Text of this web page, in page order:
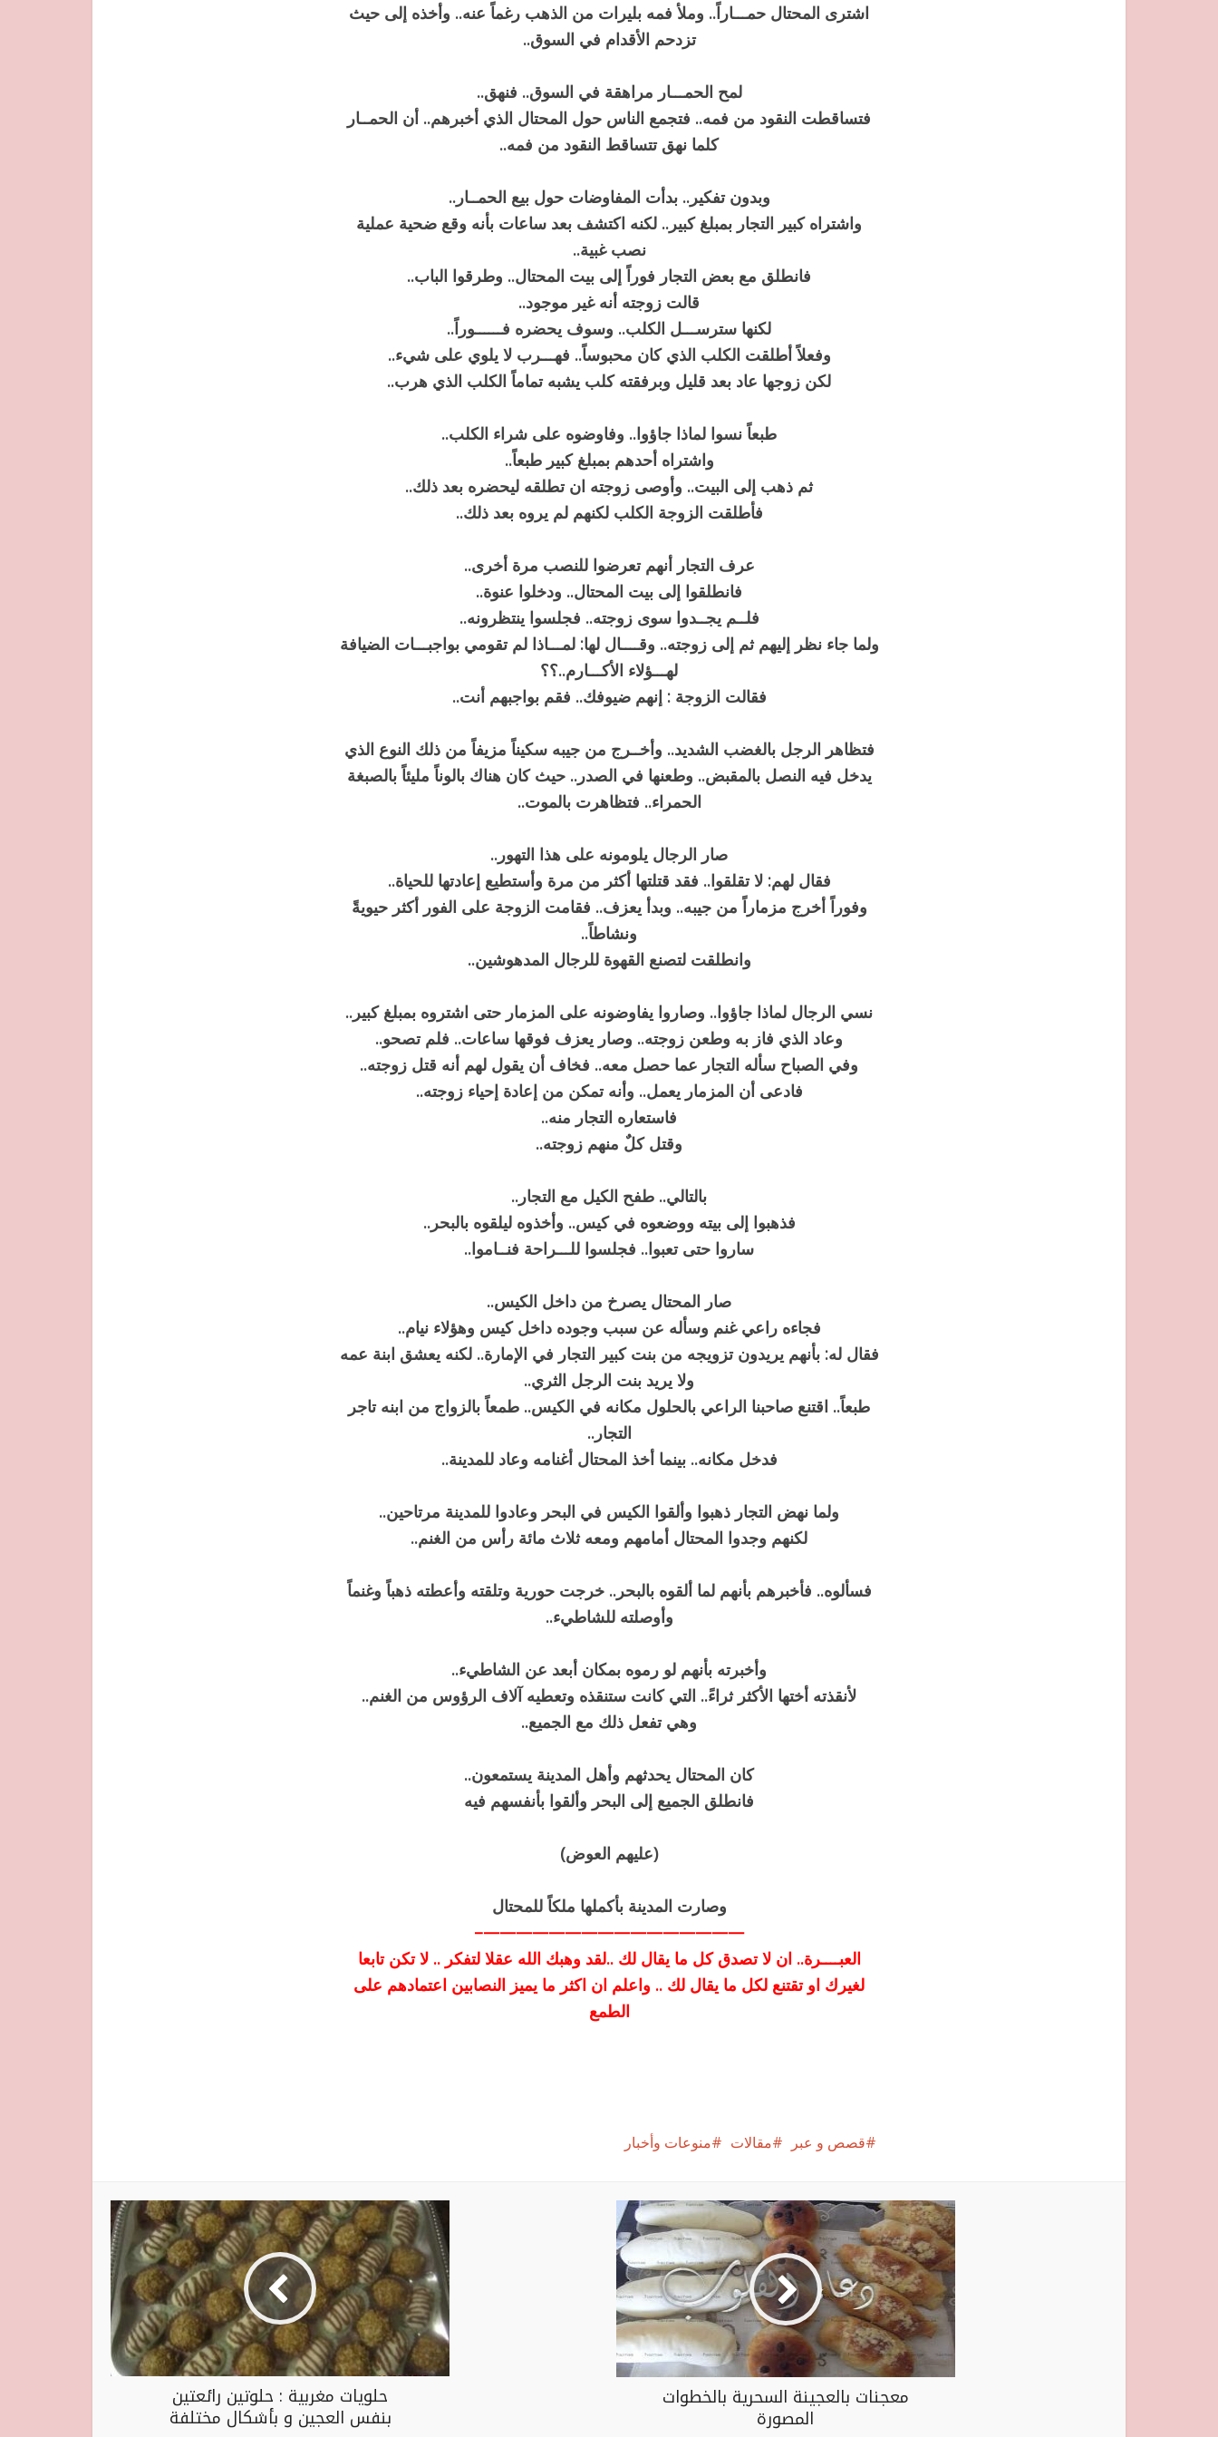
اشترى المحتال حمـــاراً.. وملأ فمه بليرات من الذهب رغماً عنه.. وأخذه إلى حيث
تزدحم الأقدام في السوق..
لمح الحمـــار مراهقة في السوق.. فنهق..
فتساقطت النقود من فمه.. فتجمع الناس حول المحتال الذي أخبرهم.. أن الحمــار
كلما نهق تتساقط النقود من فمه..
وبدون تفكير.. بدأت المفاوضات حول بيع الحمــار..
واشتراه كبير التجار بمبلغ كبير.. لكنه اكتشف بعد ساعات بأنه وقع ضحية عملية
نصب غبية..
فانطلق مع بعض التجار فوراً إلى بيت المحتال.. وطرقوا الباب..
قالت زوجته أنه غير موجود..
لكنها سترســـل الكلب.. وسوف يحضره فــــــوراً..
وفعلاً أطلقت الكلب الذي كان محبوساً.. فهـــرب لا يلوي على شيء..
لكن زوجها عاد بعد قليل وبرفقته كلب يشبه تماماً الكلب الذي هرب..
طبعاً نسوا لماذا جاؤوا.. وفاوضوه على شراء الكلب..
واشتراه أحدهم بمبلغ كبير طبعاً..
ثم ذهب إلى البيت.. وأوصى زوجته ان تطلقه ليحضره بعد ذلك..
فأطلقت الزوجة الكلب لكنهم لم يروه بعد ذلك..
عرف التجار أنهم تعرضوا للنصب مرة أخرى..
فانطلقوا إلى بيت المحتال.. ودخلوا عنوة..
فلــم يجــدوا سوى زوجته.. فجلسوا ينتظرونه..
ولما جاء نظر إليهم ثم إلى زوجته.. وقــــال لها: لمـــاذا لم تقومي بواجبـــات الضيافة
لهـــؤلاء الأكـــارم..؟؟
فقالت الزوجة : إنهم ضيوفك.. فقم بواجبهم أنت..
فتظاهر الرجل بالغضب الشديد.. وأخــرج من جيبه سكيناً مزيفاً من ذلك النوع الذي
يدخل فيه النصل بالمقبض.. وطعنها في الصدر.. حيث كان هناك بالوناً مليئاً بالصبغة
الحمراء.. فتظاهرت بالموت..
صار الرجال يلومونه على هذا التهور..
فقال لهم: لا تقلقوا.. فقد قتلتها أكثر من مرة وأستطيع إعادتها للحياة..
وفوراً أخرج مزماراً من جيبه.. وبدأ يعزف.. فقامت الزوجة على الفور أكثر حيويةً
ونشاطاً..
وانطلقت لتصنع القهوة للرجال المدهوشين..
نسي الرجال لماذا جاؤوا.. وصاروا يفاوضونه على المزمار حتى اشتروه بمبلغ كبير..
وعاد الذي فاز به وطعن زوجته.. وصار يعزف فوقها ساعات.. فلم تصحو..
وفي الصباح سأله التجار عما حصل معه.. فخاف أن يقول لهم أنه قتل زوجته..
فادعى أن المزمار يعمل.. وأنه تمكن من إعادة إحياء زوجته..
فاستعاره التجار منه..
وقتل كلٌ منهم زوجته..
بالتالي.. طفح الكيل مع التجار..
فذهبوا إلى بيته ووضعوه في كيس.. وأخذوه ليلقوه بالبحر..
ساروا حتى تعبوا.. فجلسوا للـــراحة فنــاموا..
صار المحتال يصرخ من داخل الكيس..
فجاءه راعي غنم وسأله عن سبب وجوده داخل كيس وهؤلاء نيام..
فقال له: بأنهم يريدون تزويجه من بنت كبير التجار في الإمارة.. لكنه يعشق ابنة عمه
ولا يريد بنت الرجل الثري..
طبعاً.. اقتنع صاحبنا الراعي بالحلول مكانه في الكيس.. طمعاً بالزواج من ابنه تاجر
التجار..
فدخل مكانه.. بينما أخذ المحتال أغنامه وعاد للمدينة..
ولما نهض التجار ذهبوا وألقوا الكيس في البحر وعادوا للمدينة مرتاحين..
لكنهم وجدوا المحتال أمامهم ومعه ثلاث مائة رأس من الغنم..
فسألوه.. فأخبرهم بأنهم لما ألقوه بالبحر.. خرجت حورية وتلقته وأعطته ذهباً وغنماً
وأوصلته للشاطيء..
وأخبرته بأنهم لو رموه بمكان أبعد عن الشاطيء..
لأنقذته أختها الأكثر ثراءً.. التي كانت ستنقذه وتعطيه آلاف الرؤوس من الغنم..
وهي تفعل ذلك مع الجميع..
كان المحتال يحدثهم وأهل المدينة يستمعون..
فانطلق الجميع إلى البحر وألقوا بأنفسهم فيه
(عليهم العوض)
وصارت المدينة بأكملها ملكاً للمحتال
————————————————–
العبــــرة.. ان لا تصدق كل ما يقال لك ..لقد وهبك الله عقلا لتفكر .. لا تكن تابعا
لغيرك او تقتنع لكل ما يقال لك .. واعلم ان اكثر ما يميز النصابين اعتمادهم على
الطمع
قصص و عبر مقالات منوعات وأخبار
حلويات مغربية : حلوتين رائعتين
بنفس العجين و بأشكال مختلفة
معجنات بالعجينة السحرية بالخطوات
المصورة